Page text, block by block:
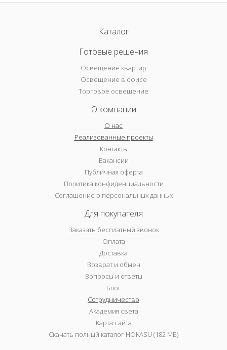
Каталог
Готовые решения
Освещение квартир
Освещение в офисе
Торговое освещение
О компании
О нас
Реализованные проекты
Контакты
Вакансии
Публичная оферта
Политика конфиденциальности
Соглашение о персональных данных
Для покупателя
Заказать бесплатный звонок
Оплата
Доставка
Возврат и обмен
Вопросы и ответы
Блог
Сотрудничество
Академия света
Карта сайта
Скачать полный каталог HOKASU (182 МБ)